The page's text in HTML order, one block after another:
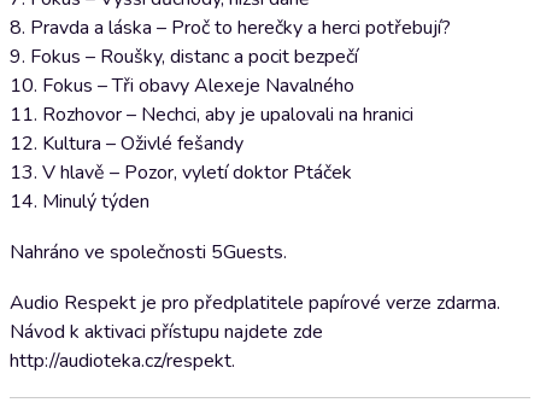
8. Pravda a láska – Proč to herečky a herci potřebují?
9. Fokus – Roušky, distanc a pocit bezpečí
10. Fokus – Tři obavy Alexeje Navalného
11. Rozhovor – Nechci, aby je upalovali na hranici
12. Kultura – Oživlé fešandy
13. V hlavě – Pozor, vyletí doktor Ptáček
14. Minulý týden
Nahráno ve společnosti 5Guests.
Audio Respekt je pro předplatitele papírové verze zdarma.
Návod k aktivaci přístupu najdete zde
http://audioteka.cz/respekt.